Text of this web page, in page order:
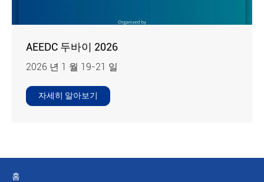
AEEDC 두바이 2026
2026 년 1 월 19-21 일
자세히 알아보기
홈